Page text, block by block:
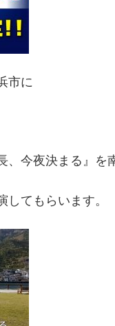
市に
、今夜決まる』を
てもらいます。